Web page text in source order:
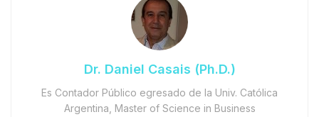
Dr. Daniel Casais (Ph.D.)
Es Contador Público egresado de la Univ. Católica
Argentina, Master of Science in Business